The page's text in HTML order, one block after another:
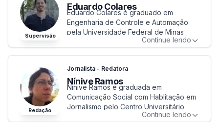
Supervisão
Eduardo Colares
Eduardo Colares é graduado em
Engenharia de Controle e Automação
pela Universidade Federal de Minas
Gerais (UFMG). Se especializou na área
background técnico em diferentes
contextos.
É desenvolvedor de software e redator
na área de produtos de tecnologia.
Perfil de Eduardo Colares
Continue lendo
Redação
Jornalista - Redatora
Nínive Ramos
Nínive Ramos é graduada em
Comunicação Social com Hablitação em
Jornalismo pelo Centro Universitário
Continue lendo